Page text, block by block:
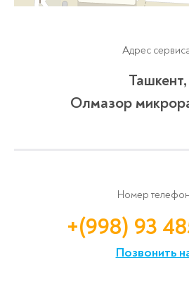
Адрес
Ташкент,
Олмазор
Номер
+(998) 93
Позвонить